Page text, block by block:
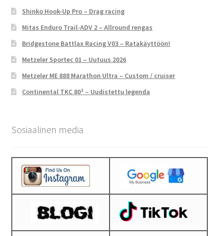
Shinko Hook-Up Pro – Drag racing
Mitas Enduro Trail-ADV 2 – Allround rengas
Bridgestone Battlax Racing V03 – Ratakäyttöön!
Metzeler Sportec 01 – Uutuus 2026
Metzeler ME 888 Marathon Ultra – Custom / cruiser
Continental TKC 80² – Uudistettu legenda
Sosiaalinen media